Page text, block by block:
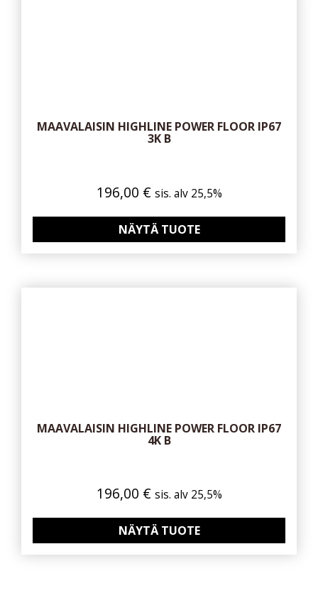
MAAVALAISIN HIGHLINE POWER FLOOR IP67
3K B
196,00 € sis. alv 25,5%
NÄYTÄ TUOTE
MAAVALAISIN HIGHLINE POWER FLOOR IP67
4K B
196,00 € sis. alv 25,5%
NÄYTÄ TUOTE